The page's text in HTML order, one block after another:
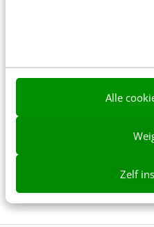
Alle
Zelf
Persoonlijk Leiderschap
de regie over je
sterke punten kunt
groei. Werk aan je
ontwikkel een SMART-